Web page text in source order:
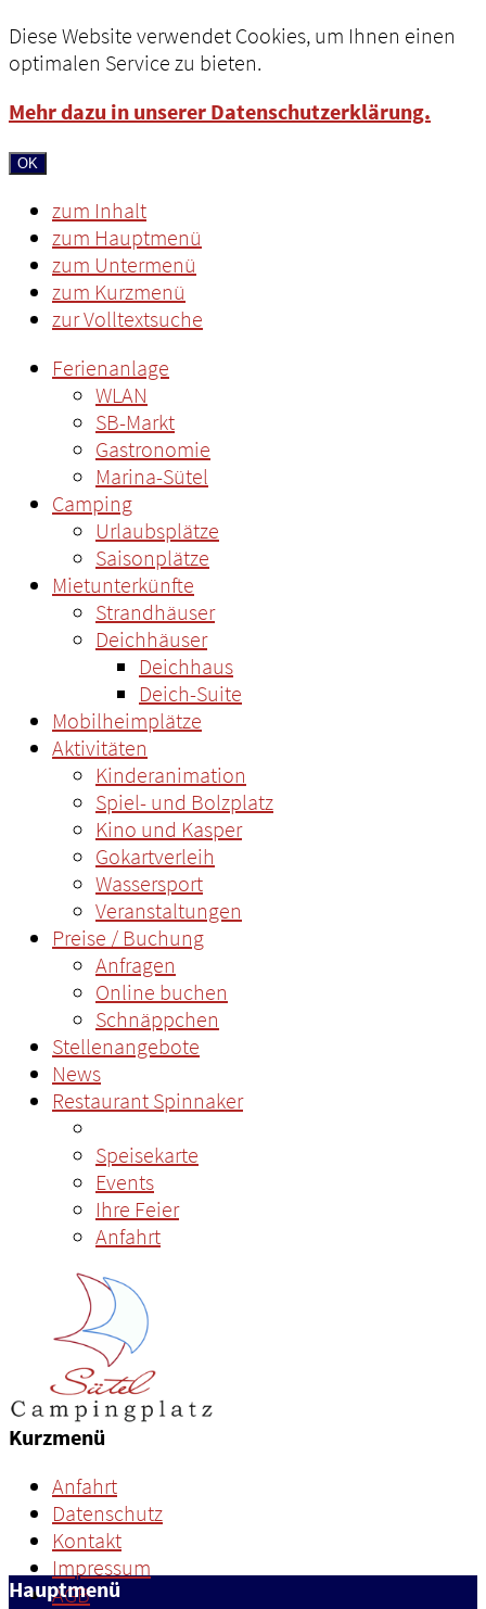
Diese Website verwendet Cookies, um Ihnen einen
optimalen Service zu bieten.
Mehr dazu in unserer Datenschutzerklärung.
OK
zum Inhalt
zum Hauptmenü
zum Untermenü
zum Kurzmenü
zur Volltextsuche
Ferienanlage
WLAN
SB-Markt
Gastronomie
Marina-Sütel
Camping
Urlaubsplätze
Saisonplätze
Mietunterkünfte
Strandhäuser
Deichhäuser
Deichhaus
Deich-Suite
Mobilheimplätze
Aktivitäten
Kinderanimation
Spiel- und Bolzplatz
Kino und Kasper
Gokartverleih
Wassersport
Veranstaltungen
Preise / Buchung
Anfragen
Online buchen
Schnäppchen
Stellenangebote
News
Restaurant Spinnaker
Speisekarte
Events
Ihre Feier
Anfahrt
Kurzmenü
Anfahrt
Datenschutz
Kontakt
Impressum
AGB
Hauptmenü